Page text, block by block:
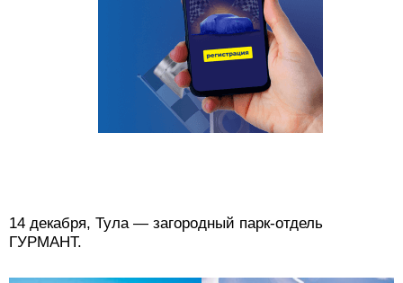
14 декабря, Тула — загородный парк-отдель
ГУРМАНТ.